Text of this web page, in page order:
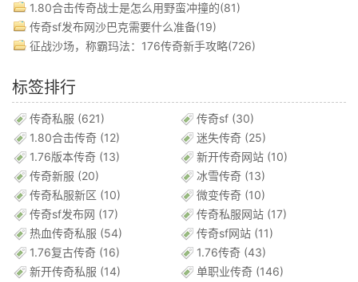
1.80合击传奇战士是怎么用野蛮冲撞的(81)
传奇sf发布网沙巴克需要什么准备(19)
征战沙场，称霸玛法：176传奇新手攻略(726)
标签排行
传奇私服 (621) 传奇sf (30)
1.80合击传奇 (12) 迷失传奇 (25)
1.76版本传奇 (13) 新开传奇网站 (10)
传奇新服 (20) 冰雪传奇 (13)
传奇私服新区 (10) 微变传奇 (10)
传奇sf发布网 (17) 传奇私服网站 (17)
热血传奇私服 (54) 传奇sf网站 (11)
1.76复古传奇 (16) 1.76传奇 (43)
新开传奇私服 (14) 单职业传奇 (146)